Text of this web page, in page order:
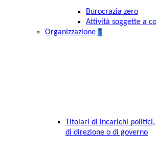
Burocrazia zero
Attività soggette a
Organizzazione 1
Titolari di incarichi
di direzione o di governo